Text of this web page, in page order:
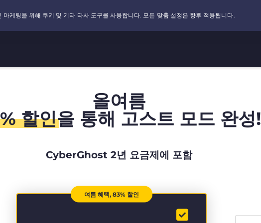
올여름
할인을 통해 고스트 모드 완성!
CyberGhost 2년 요금제에 포함
여름 혜택, 83% 할인